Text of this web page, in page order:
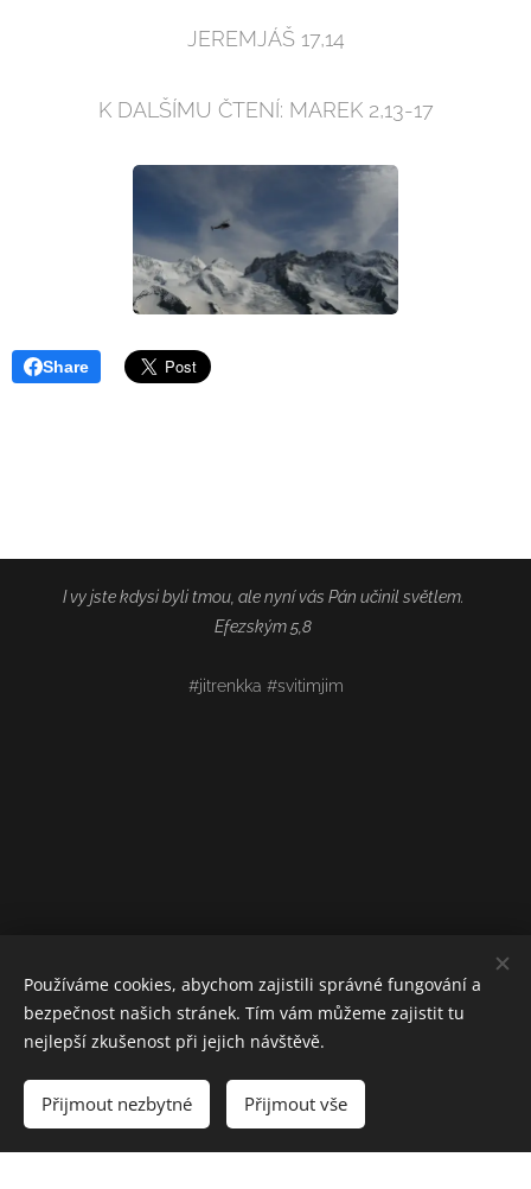
JEREMJÁŠ 17,14
K DALŠÍMU ČTENÍ: MAREK 2,13-17
Share
I vy jste kdysi byli tmou, ale nyní vás Pán učinil světlem.
Efezským 5,8
#jitrenkka #svitimjim
Vytvořeno službou Webnode
Používáme cookies, abychom zajistili správné fungování a
bezpečnost našich stránek. Tím vám můžeme zajistit tu
nejlepší zkušenost při jejich návštěvě.
Přijmout nezbytné Přijmout vše